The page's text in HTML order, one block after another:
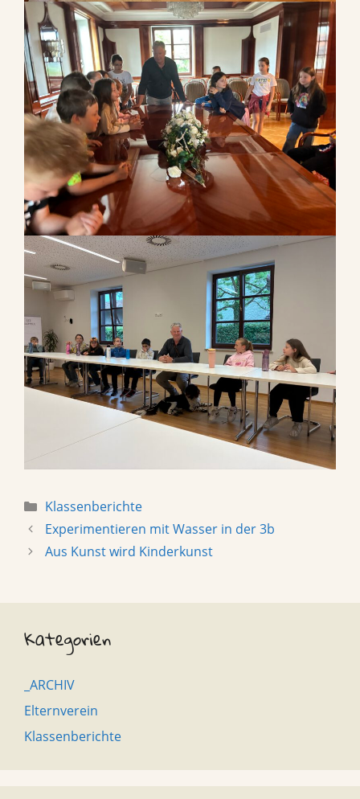
Categories
Klassenberichte
Experimentieren mit Wasser in der 3b
Aus Kunst wird Kinderkunst
Kategorien
_ARCHIV
Elternverein
Klassenberichte